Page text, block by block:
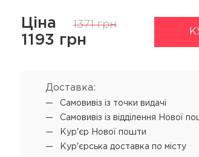
Ultimate Treatment
REPAIR
відновлення
Ціна 1371 грн
1193 грн
Доставка:
Самовивіз iз точки видачі
Самовивіз iз відділення Нової
Кур'єр Нової пошти
Кур'єрська доставка по місту